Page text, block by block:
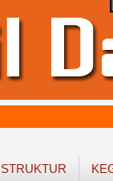
STRUKTUR